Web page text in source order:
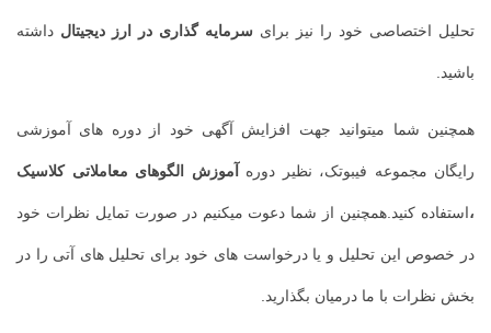
تحلیل اختصاصی خود را نیز برای سرمایه گذاری در ارز دیجیتال داشته
باشید.
همچنین شما میتوانید جهت افزایش آگهی خود از دوره های آموزشی
رایگان مجموعه فیبوتک، نظیر دوره آموزش الگوهای معاملاتی کلاسیک
،استفاده کنید.همچنین از شما دعوت میکنیم در صورت تمایل نظرات خود
در خصوص این تحلیل و یا درخواست های خود برای تحلیل های آتی را در
بخش نظرات با ما درمیان بگذارید.